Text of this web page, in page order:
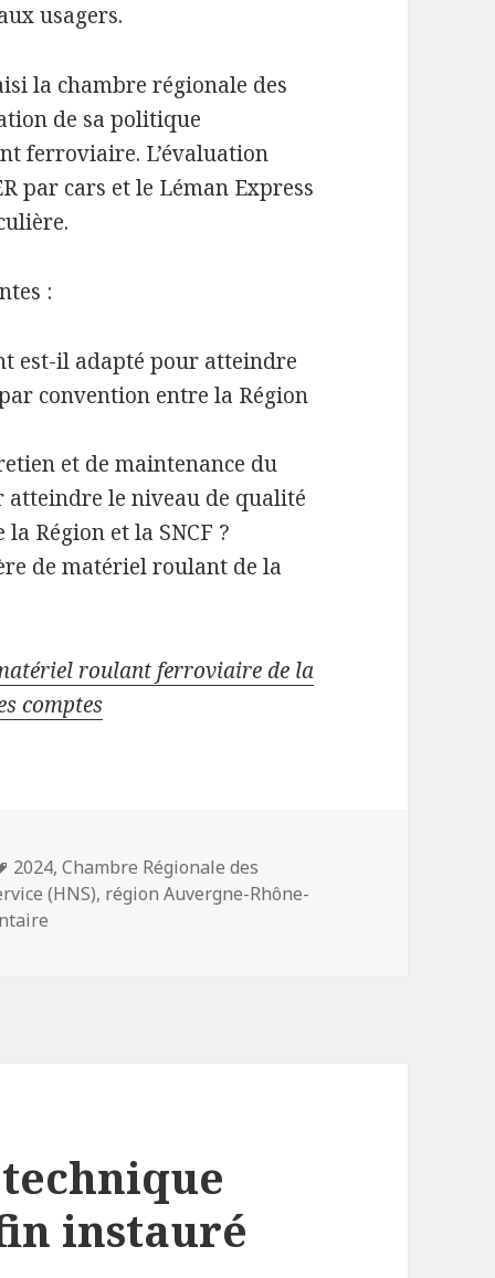
usagers.
la chambre régionale des
de sa politique
ferroviaire. L’évaluation
par cars et le Léman Express
:
est-il adapté pour atteindre
convention entre la Région
et de maintenance du
atteindre le niveau de qualité
Région et la SNCF ?
de matériel roulant de la
roulant ferroviaire de la
comptes
Mots-
clés
2024,Chambre Régionale des
(HNS), région Auvergne-Rhône-
instauré